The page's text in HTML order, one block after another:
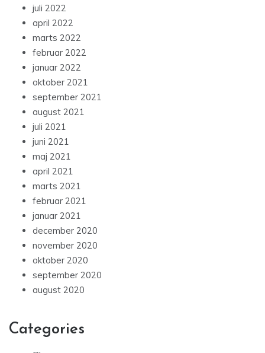
juli 2022
april 2022
marts 2022
februar 2022
januar 2022
oktober 2021
september 2021
august 2021
juli 2021
juni 2021
maj 2021
april 2021
marts 2021
februar 2021
januar 2021
december 2020
november 2020
oktober 2020
september 2020
august 2020
Categories